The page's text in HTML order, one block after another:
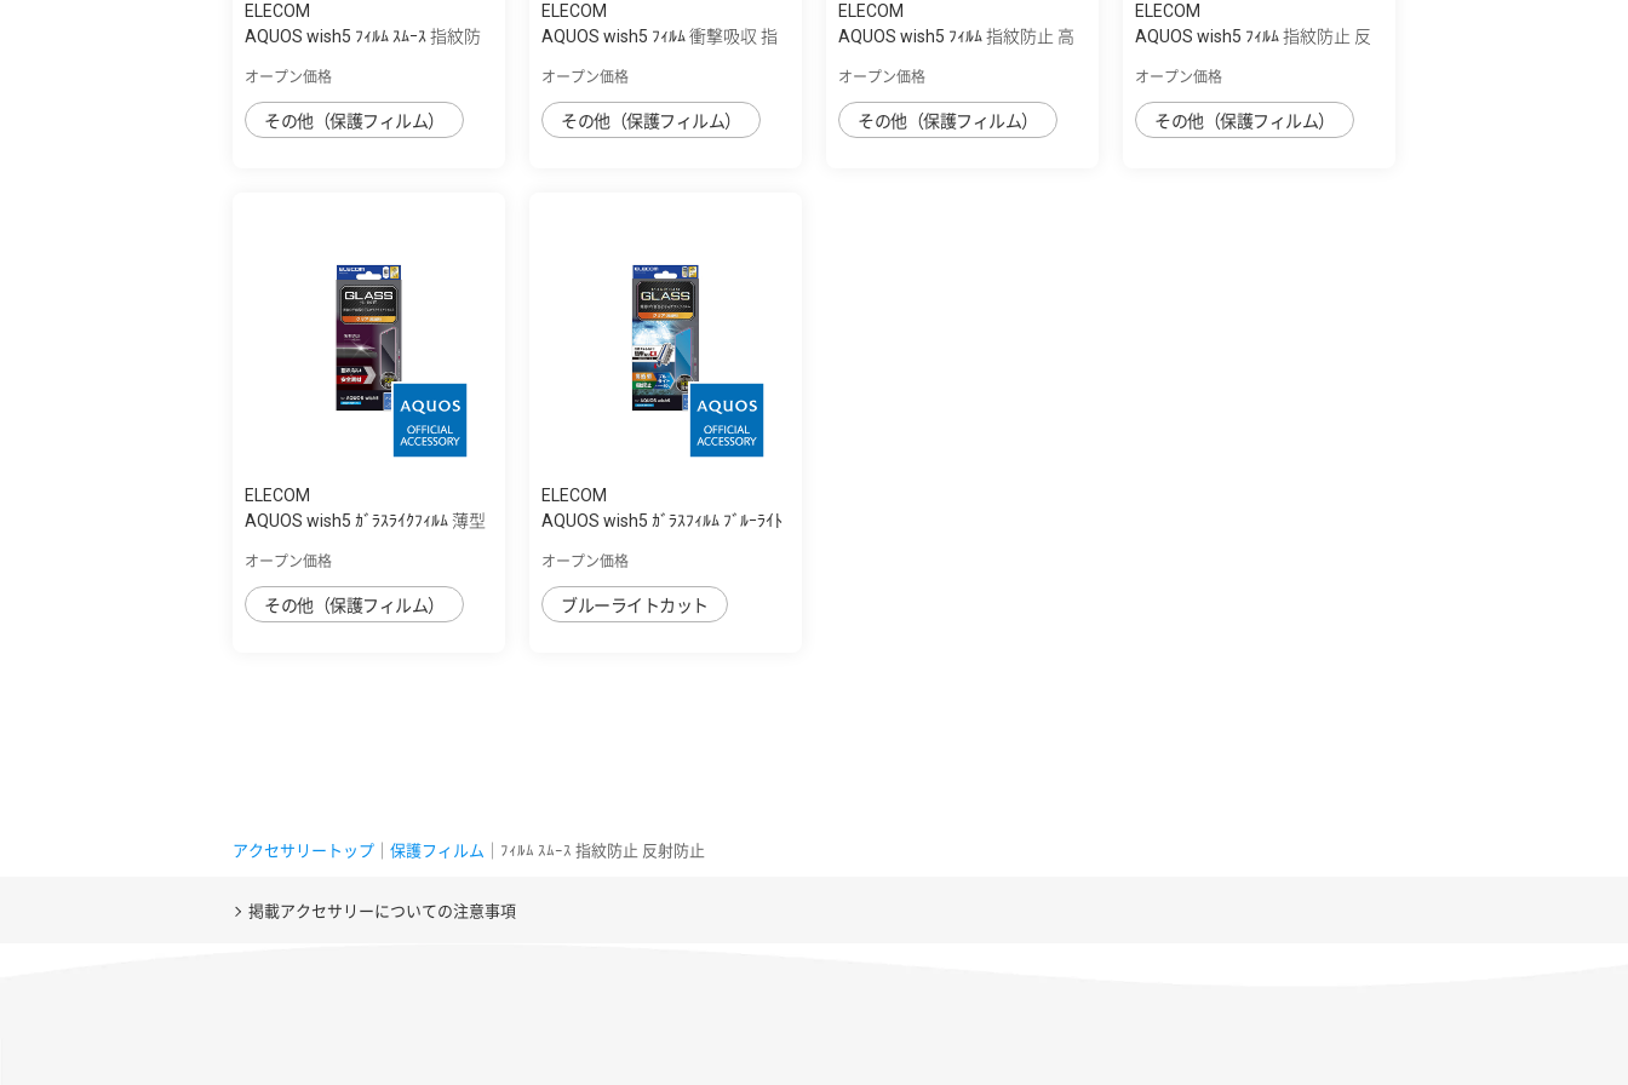
ELECOM
AQUOS wish5 ﾌｨﾙﾑ ｽﾑｰｽ 指紋防
オープン価格
その他（保護フィルム）
ELECOM
AQUOS wish5 ﾌｨﾙﾑ 衝撃吸収 指
オープン価格
その他（保護フィルム）
ELECOM
AQUOS wish5 ﾌｨﾙﾑ 指紋防止 高
オープン価格
その他（保護フィルム）
ELECOM
AQUOS wish5 ﾌｨﾙﾑ 指紋防止 反
オープン価格
その他（保護フィルム）
ELECOM
AQUOS wish5 ｶﾞﾗｽﾗｲｸﾌｨﾙﾑ 薄型
オープン価格
その他（保護フィルム）
ELECOM
AQUOS wish5 ｶﾞﾗｽﾌｨﾙﾑ ﾌﾞﾙｰﾗｲﾄ
オープン価格
ブルーライトカット
アクセサリートップ 保護フィルム ｜ﾌｨﾙﾑ ｽﾑｰｽ 指紋防止 反射防止
掲載アクセサリーについての注意事項